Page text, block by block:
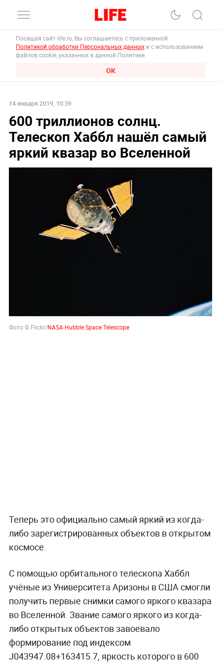
Посещая сайт life.ru, Вы соглашаетесь с приложенной
Политикой обработки Персональных данных и с использованием
файлов cookie, указанных в данной Политике.
ОК
14 января 2019, 10:39
600 триллионов солнц.
Телескоп Хаббл нашёл самый
яркий квазар во Вселенной
Фото © Flickr/NASA Hubble Space Telescope
Теперь это официально самый яркий из когда-
либо зарегистрированных объектов в открытом
космосе.
С помощью орбитального телескопа Хаббл
учёные из Университета Аризоны в США смогли
получить первые снимки самого яркого квазара
во Вселенной. Звание самого яркого из когда-
либо открытых объектов завоевало
формирование под индексом
J043947.08+163415.7, яркость которого в 600